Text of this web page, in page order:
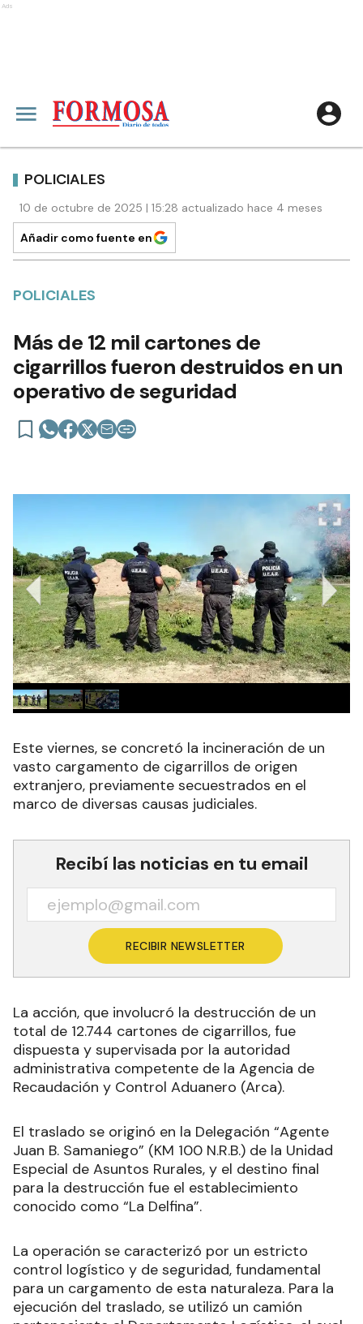
Ads
POLICIALES
10 de octubre de 2025 | 15:28 actualizado hace 4 meses
Añadir como fuente en
POLICIALES
Más de 12 mil cartones de
cigarrillos fueron destruidos en un
operativo de seguridad
Este viernes, se concretó la incineración de un
vasto cargamento de cigarrillos de origen
extranjero, previamente secuestrados en el
marco de diversas causas judiciales.
Recibí las noticias en tu email
RECIBIR NEWSLETTER
La acción, que involucró la destrucción de un
total de 12.744 cartones de cigarrillos, fue
dispuesta y supervisada por la autoridad
administrativa competente de la Agencia de
Recaudación y Control Aduanero (Arca).
El traslado se originó en la Delegación “Agente
Juan B. Samaniego” (KM 100 N.R.B.) de la Unidad
Especial de Asuntos Rurales, y el destino final
para la destrucción fue el establecimiento
conocido como “La Delfina”.
La operación se caracterizó por un estricto
control logístico y de seguridad, fundamental
para un cargamento de esta naturaleza. Para la
ejecución del traslado, se utilizó un camión